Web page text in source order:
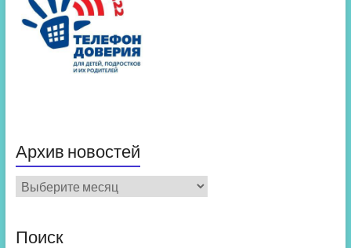
Архив новостей
Архив
новостей
Поиск